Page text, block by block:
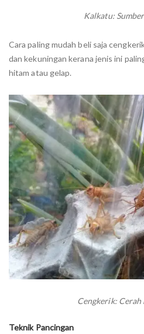
Kalkatu:
Cara paling mudah beli saja
dan kekuningan kerana jenis ini
hitam atau gelap.
Cengkerik: Cerah
Teknik Pancingan